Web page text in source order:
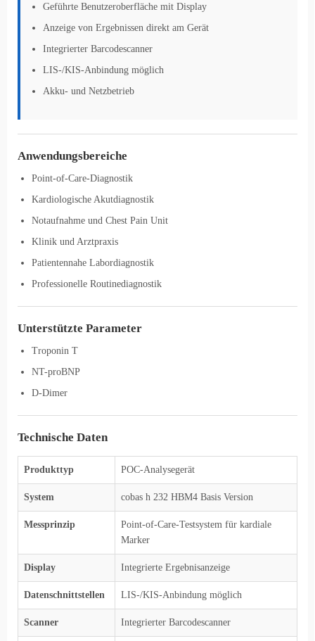
Geführte Benutzeroberfläche mit Display
Anzeige von Ergebnissen direkt am Gerät
Integrierter Barcodescanner
LIS-/KIS-Anbindung möglich
Akku- und Netzbetrieb
Anwendungsbereiche
Point-of-Care-Diagnostik
Kardiologische Akutdiagnostik
Notaufnahme und Chest Pain Unit
Klinik und Arztpraxis
Patientennahe Labordiagnostik
Professionelle Routinediagnostik
Unterstützte Parameter
Troponin T
NT-proBNP
D-Dimer
Technische Daten
Produkttyp POC-Analysegerät
System cobas h 232 HBM4 Basis Version
Messprinzip
Point-of-Care-Testsystem für kardiale
Marker
Display Integrierte Ergebnisanzeige
Datenschnittstellen LIS-/KIS-Anbindung möglich
Scanner Integrierter Barcodescanner